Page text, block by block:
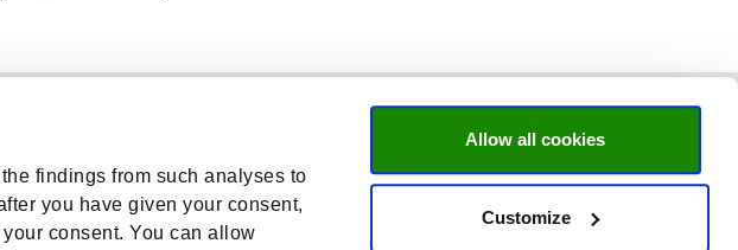
findings from such analyses to
you have given your consent,
consent. You can allow
Allow all cookies
Customize